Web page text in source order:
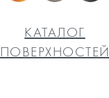
КАТАЛОГ
ПОВЕРХНОСТЕЙ